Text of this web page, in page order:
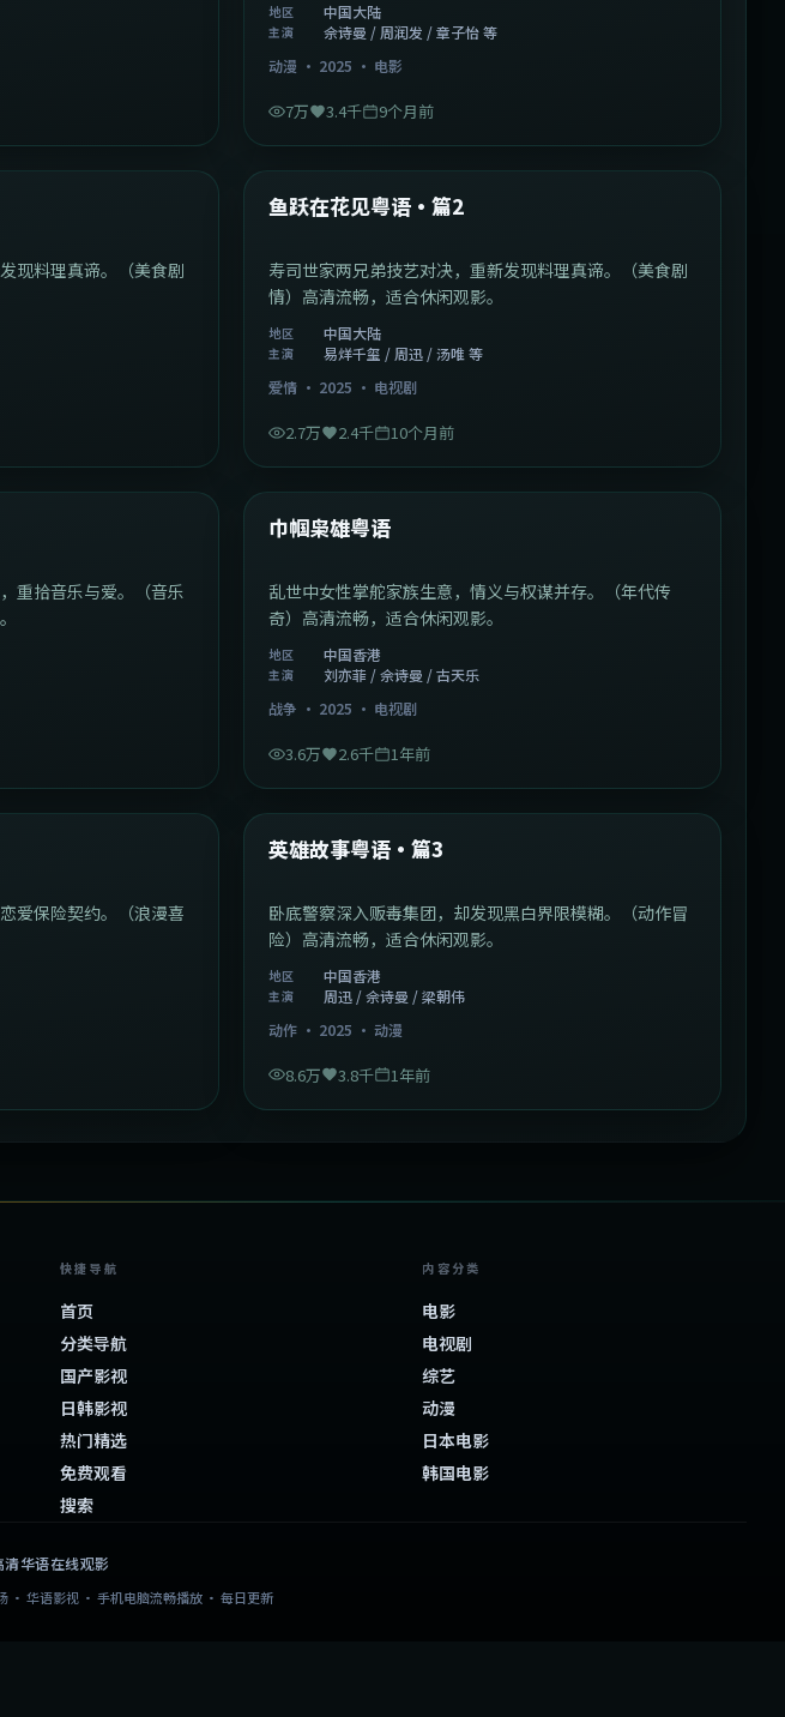
地区 中国大陆
主演
佘诗曼 / 周润发 / 章子怡 等
动漫 · 2025 · 电影
7万 3.4千 9个月前
1:02:40
现料理真谛。（美食剧
最新
中国大陆 1:09:53
鱼跃在花见粤语·篇2
寿司世家两兄弟技艺对决，重新发现料理真谛。（美食剧
情）高清流畅，适合休闲观影。
地区 中国大陆
主演
易烊千玺 / 周迅 / 汤唯 等
爱情· 2025 · 电视剧
2.7万 2.4千 10个月前
1:46:58
重拾音乐与爱。（音乐
最新
中国香港 1:29:59
巾帼枭雄粤语
乱世中女性掌舵家族生意，情义与权谋并存。（年代传
奇）高清流畅，适合休闲观影。
地区 中国香港
主演
刘亦菲 / 佘诗曼 / 古天乐
战争 · 2025 · 电视剧
3.6万 2.6千 1年前
爱保险契约。（浪漫喜
最新
中国香港
英雄故事粤语·篇3
卧底警察深入贩毒集团，却发现黑白界限模糊。（动作冒
险）高清流畅，适合休闲观影。
地区 中国香港
主演
周迅 / 佘诗曼 / 梁朝伟
动作· 2025 · 动漫
8.6万 3.8千 1年前
快捷导航
首页
分类导航
国产影视
日韩影视
热门精选
免费观看
搜索
内容分类
电影
电视剧
综艺
动漫
日本电影
韩国电影
清华语在线观影
· 华语影视 · 手机电脑流畅播放 · 每日更新